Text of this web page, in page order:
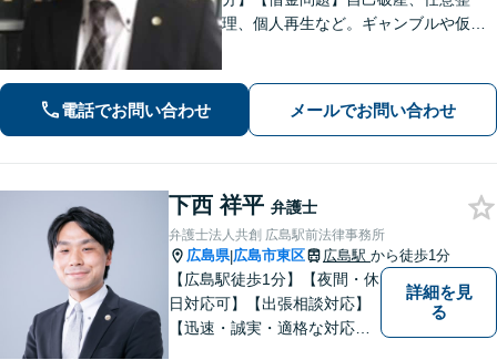
理、個人再生など。ギャンブルや仮想
などご相談ください【夜間土日祝相談
可】【初回相談無料】【Zoom面談可】
電話でお問い合わせ メールでお問い合わせ
下西 祥平 弁護士
弁護士法人共創 広島駅前法律事務所
広島県|広島市東区 広島駅 から徒歩1分
【広島駅徒歩1分】【夜間・休
日対応可】【出張相談対応】
【迅速・誠実・適格な対応】
詳細を見
る